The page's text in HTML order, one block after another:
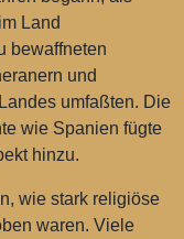
Land
bewaffneten
und
umfaßten. Die
wie Spanien fügte
hinzu.
wie stark religiöse
waren. Viele